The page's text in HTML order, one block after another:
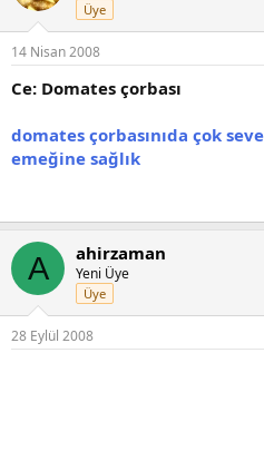
Üye
14 Nisan 2008
Ce: Domates çorbası
domates çorbasınıda çok
emeğine sağlık
A ahirzaman
Yeni Üye
Üye
28 Eylül 2008